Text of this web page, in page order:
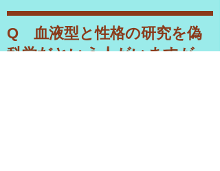
Q 血液型と性格の研究を偽
科学だという人がいますが、